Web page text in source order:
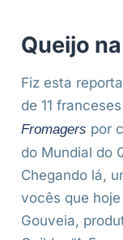
Queijo
Fiz esta
de 11
Fromagers por
do Mundial do
Chegando lá,
vocês que
Gouveia,